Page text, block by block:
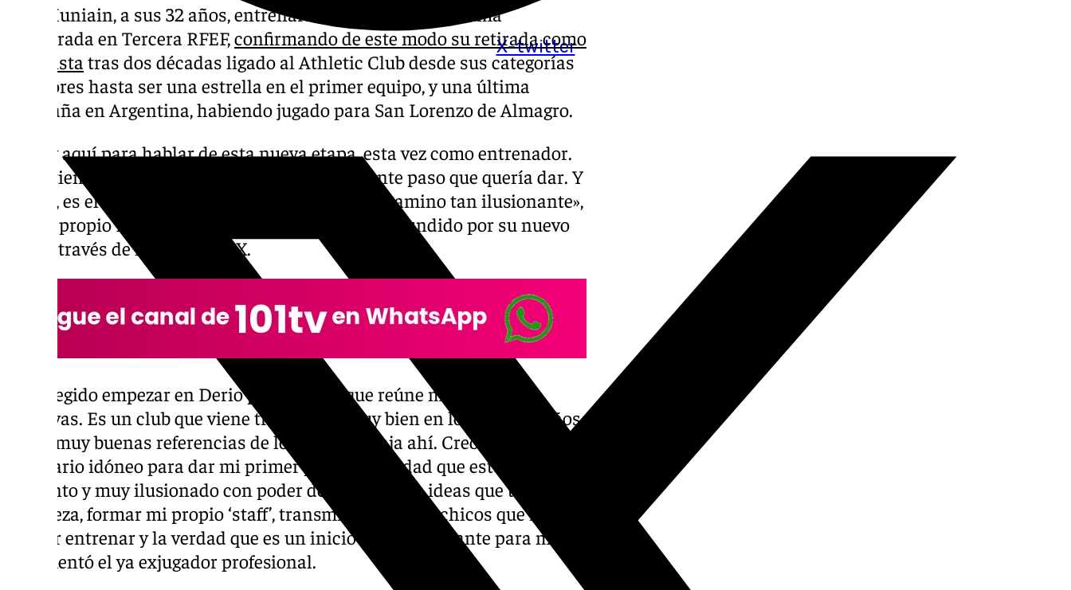
X-twitter
Iker Muniain, a sus 32 años, entrenará al CD Derio la próxima
temporada en Tercera RFEF,confirmando de este modo su retirada como
futbolista tras dos décadas ligado al Athletic Club desde sus categorías
inferiores hasta ser una estrella en el primer equipo, y una última
campaña en Argentina, habiendo jugado para San Lorenzo de Almagro.
«Estoy aquí para hablar de esta nueva etapa, esta vez como entrenador.
Hace tiempo que decidí que éste sería el siguiente paso que quería dar. Y
bueno, es el momento de darlo y comenzar este camino tan ilusionante»,
dijo el propio Muniain este sábado en un vídeo difundido por su nuevo
club a través de la red social X.
«He elegido empezar en Derio porque creo que reúne muchas cosas
positivas. Es un club que viene trabajando muy bien en los últimos años,
tengo muy buenas referencias de lo que se trabaja ahí. Creo que es un
escenario idóneo para dar mi primer paso y la verdad que estoy muy
contento y muy ilusionado con poder desarrollar las ideas que tengo en
la cabeza, formar mi propio ‘staff’, transmitírselo a los chicos que nos va
a tocar entrenar y la verdad que es un inicio muy ilusionante para mí»,
argumentó el ya exjugador profesional.